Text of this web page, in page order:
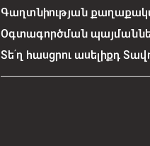
Գաղտնիության
Օգտագործման
Տե՛ղ հասցրու ասելիքդ